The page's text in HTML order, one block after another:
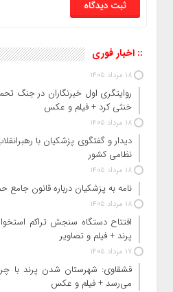
:: اخبار فوری
18 مرداد 1405
روایتگری اول خبرنگاران در جنگ
خنثی کرد + فیلم و عکس
18 مرداد 1405
دیدار و گفتگوی پزشکیان با
نظامی کشور
18 مرداد 1405
نامه به پزشکیان درباره قانون جامع
18 مرداد 1405
افتتاح دستگاه سنجش تراکم
پرند + فیلم و تصاویر
17 مرداد 1405
قشقاوی: شهرستان شدن پرند با
می‌رسد + فیلم و عکس